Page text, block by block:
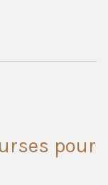
pour